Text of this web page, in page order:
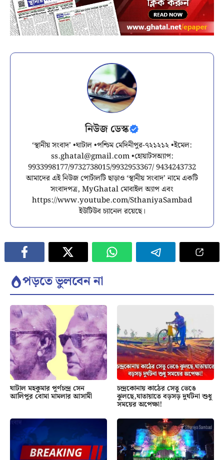
নিউজ ডেস্ক
‘স্থানীয় সংবাদ’ •ঘাটাল •পশ্চিম মেদিনীপুর-৭২১২১২ •ইমেল:
ss.ghatal@gmail.com•হোয়াটসঅ্যাপ:
9933998177/9732738015/9932953367/ 9434243732
আমাদের এই নিউজ পোর্টালটি ছাড়াও ‘স্থানীয় সংবাদ’ নামে একটি
সংবাদপত্র, MyGhatal মোবাইল অ্যাপ এবং
https://www.youtube.com/SthaniyaSambad
ইউটিউব চ্যানেল রয়েছে।
পড়তে ভুলবেন না
ঘাটাল মহকুমার পূর্ণচন্দ্র সেন
আলিপুর বোমা মামলার আসামী
চন্দ্রকোনায় কাঠের সেতু ভেঙে
ঝুলছে,যাতায়াতে বড়সড় দুর্ঘটনা শুধু
সময়ের অপেক্ষা!